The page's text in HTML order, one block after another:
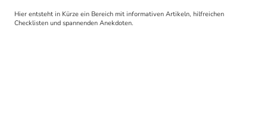
Hier entsteht in Kürze ein Bereich mit informativen Artikeln, hilfreichen
Checklisten und spannenden Anekdoten.